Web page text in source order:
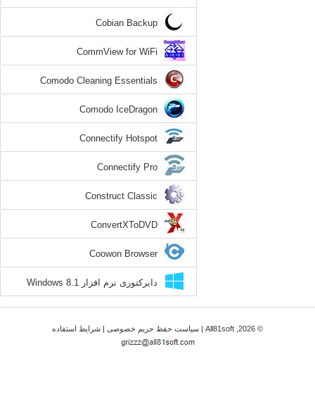
Cobian Backup
CommView for WiFi
Comodo Cleaning Essentials
Comodo IceDragon
Connectify Hotspot
Connectify Pro
Construct Classic
ConvertXToDVD
Coowon Browser
دایرکتوری نرم افزار Windows 8.1
© 2026, All81soft | سیاست حفظ حریم خصوصی|شرایط استفاده